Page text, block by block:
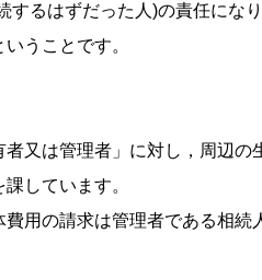
るはずだった人)の責任になり
うことです。
又は管理者」に対し，周辺の
しています。
用の請求は管理者である相続